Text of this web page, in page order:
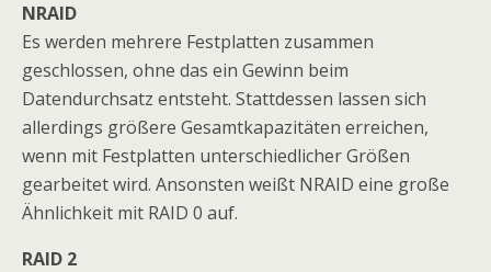
NRAID
Es werden mehrere Festplatten zusammen
geschlossen, ohne das ein Gewinn beim
Datendurchsatz entsteht. Stattdessen lassen sich
allerdings größere Gesamtkapazitäten erreichen,
wenn mit Festplatten unterschiedlicher Größen
gearbeitet wird. Ansonsten weißt NRAID eine große
Ähnlichkeit mit RAID 0 auf.
RAID 2